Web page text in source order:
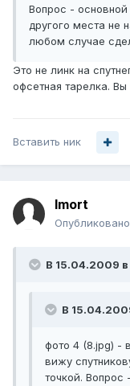
Вопрос - основной
другого места не
любом случае
Это не линк на
офсетная тарелка. Вы
Вставить ник
Imort
Опубликовано
В 15.04.2009 в
В
фото 4 (8.jpg) -
вижу
точкой. Вопрос